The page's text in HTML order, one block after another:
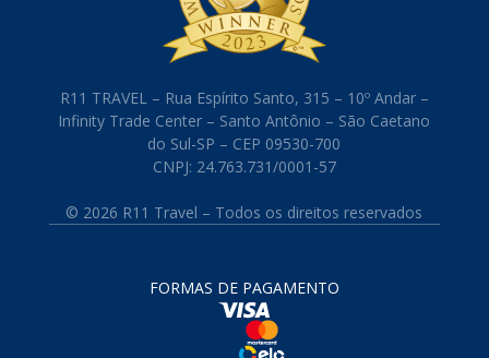
R11 TRAVEL – Rua Espírito Santo, 315 – 10º Andar –
Infinity Trade Center – Santo Antônio – São Caetano
do Sul-SP – CEP 09530-700
CNPJ: 24.763.731/0001-57
© 2026 R11 Travel – Todos os direitos reservados
FORMAS DE PAGAMENTO